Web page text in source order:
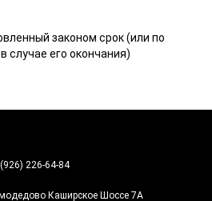
законом срок (или по
случае его окончания)
226-64-84
Каширское Шоссе 7А